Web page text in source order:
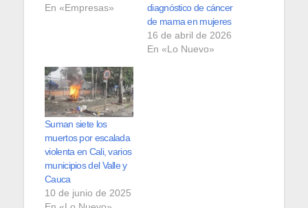
En «Empresas»
diagnóstico de cáncer
de mama en mujeres
16 de abril de 2026
En «Lo Nuevo»
Suman siete los
muertos por escalada
violenta en Cali, varios
municipios del Valle y
Cauca
10 de junio de 2025